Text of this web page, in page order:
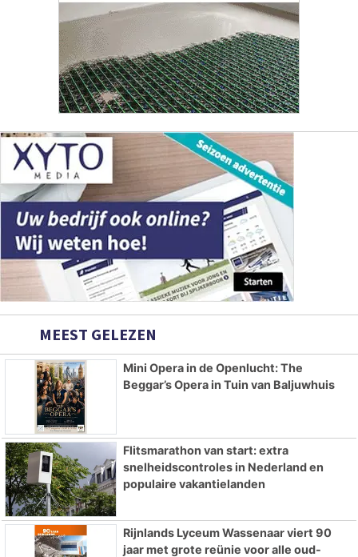
MEEST GELEZEN
Mini Opera in de Openlucht: The
Beggar’s Opera in Tuin van Baljuwhuis
Flitsmarathon van start: extra
snelheidscontroles in Nederland en
populaire vakantielanden
Rijnlands Lyceum Wassenaar viert 90
jaar met grote reünie voor alle oud-